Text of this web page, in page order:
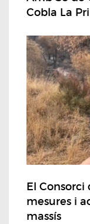
Cobla La
El Consorci
mesures i
massís